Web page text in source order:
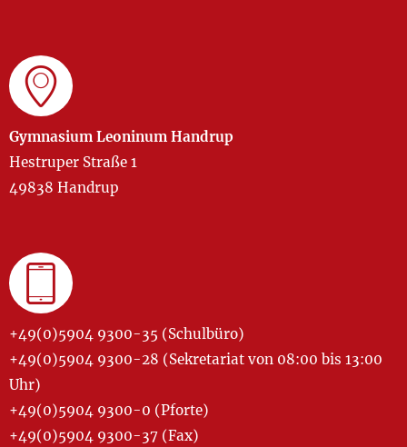
Gymnasium Leoninum Handrup
Hestruper Straße 1
49838 Handrup
+49(0)5904 9300-35 (Schulbüro)
+49(0)5904 9300-28 (Sekretariat von 08:00 bis 13:00
Uhr)
+49(0)5904 9300-0 (Pforte)
+49(0)5904 9300-37 (Fax)